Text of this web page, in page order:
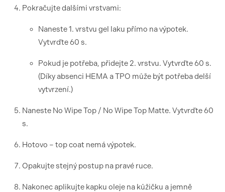
Pokračujte dalšími vrstvami:
Naneste 1. vrstvu gel laku přímo na výpotek.
Vytvrďte 60 s.
Pokud je potřeba, přidejte 2. vrstvu. Vytvrďte 60 s.
(Díky absenci HEMA a TPO může být potřeba delší
vytvrzení.)
Naneste No Wipe Top / No Wipe Top Matte. Vytvrďte 60
s.
Hotovo – top coat nemá výpotek.
Opakujte stejný postup na pravé ruce.
Nakonec aplikujte kapku oleje na kůžičku a jemně